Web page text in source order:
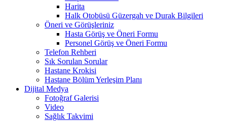
Harita
Halk Otobüsü Güzergah ve Durak Bilgileri
Öneri ve Görüşleriniz
Hasta Görüş ve Öneri Formu
Personel Görüş ve Öneri Formu
Telefon Rehberi
Sık Sorulan Sorular
Hastane Krokisi
Hastane Bölüm Yerleşim Planı
Dijital Medya
Fotoğraf Galerisi
Video
Sağlık Takvimi